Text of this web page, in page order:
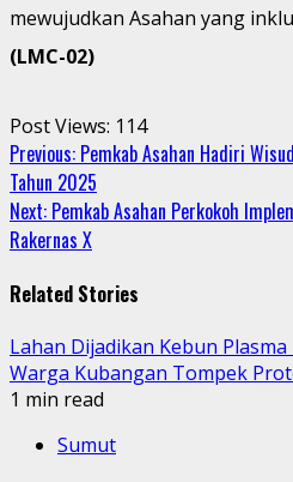
mewujudkan Asahan yang
(LMC-02)
Post Views: 114
Continue
Reading
Previous: Pemkab Asahan Hadiri
Tahun 2025
Next: Pemkab Asahan Perkokoh
Rakernas X
Related Stories
Lahan Dijadikan Kebun
Warga Kubangan Tompek
1 min read
Sumut